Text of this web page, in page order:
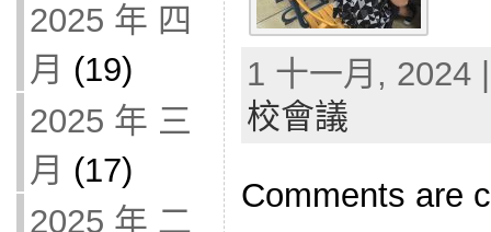
2025 年 四
月 (19)
2025 年 三
月 (17)
2025 年 二
1 十一月, 2024
校會議
Comments are